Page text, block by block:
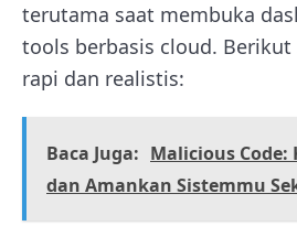
terutama saat membuka
tools berbasis cloud.
rapi dan realistis:
Baca Juga: Malicious Code:
dan Amankan Sistemmu